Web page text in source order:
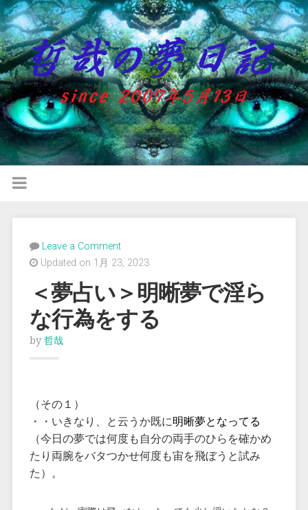
Leave a Comment
Updated on 1月 23, 2023
＜夢占い＞明晰夢で淫ら
な行為をする
by 哲哉
（その１）
・・いきなり、と云うか既に明晰夢となってる
（今日の夢では何度も自分の両手のひらを確かめ
たり両腕をバタつかせ何度も宙を飛ぼうと試み
た）。